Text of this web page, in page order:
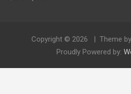
Copyright © 2026 Theme
Proudly Powered by: